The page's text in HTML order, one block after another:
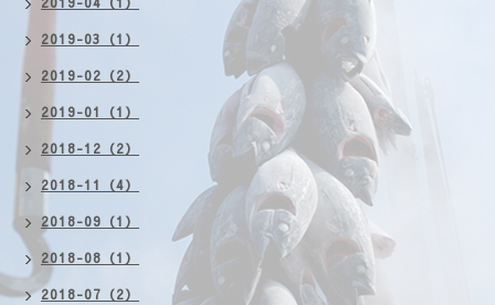
2019-03（1）
2019-02（2）
2019-01（1）
2018-12（2）
2018-11（4）
2018-09（1）
2018-08（1）
2018-07（2）